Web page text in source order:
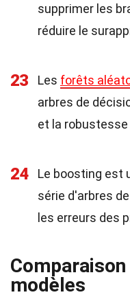
supprimer les
réduire le
23 Les forêts
arbres de
et la robustesse
24
Le boosting est
série d'arbres
les erreurs des
modèles